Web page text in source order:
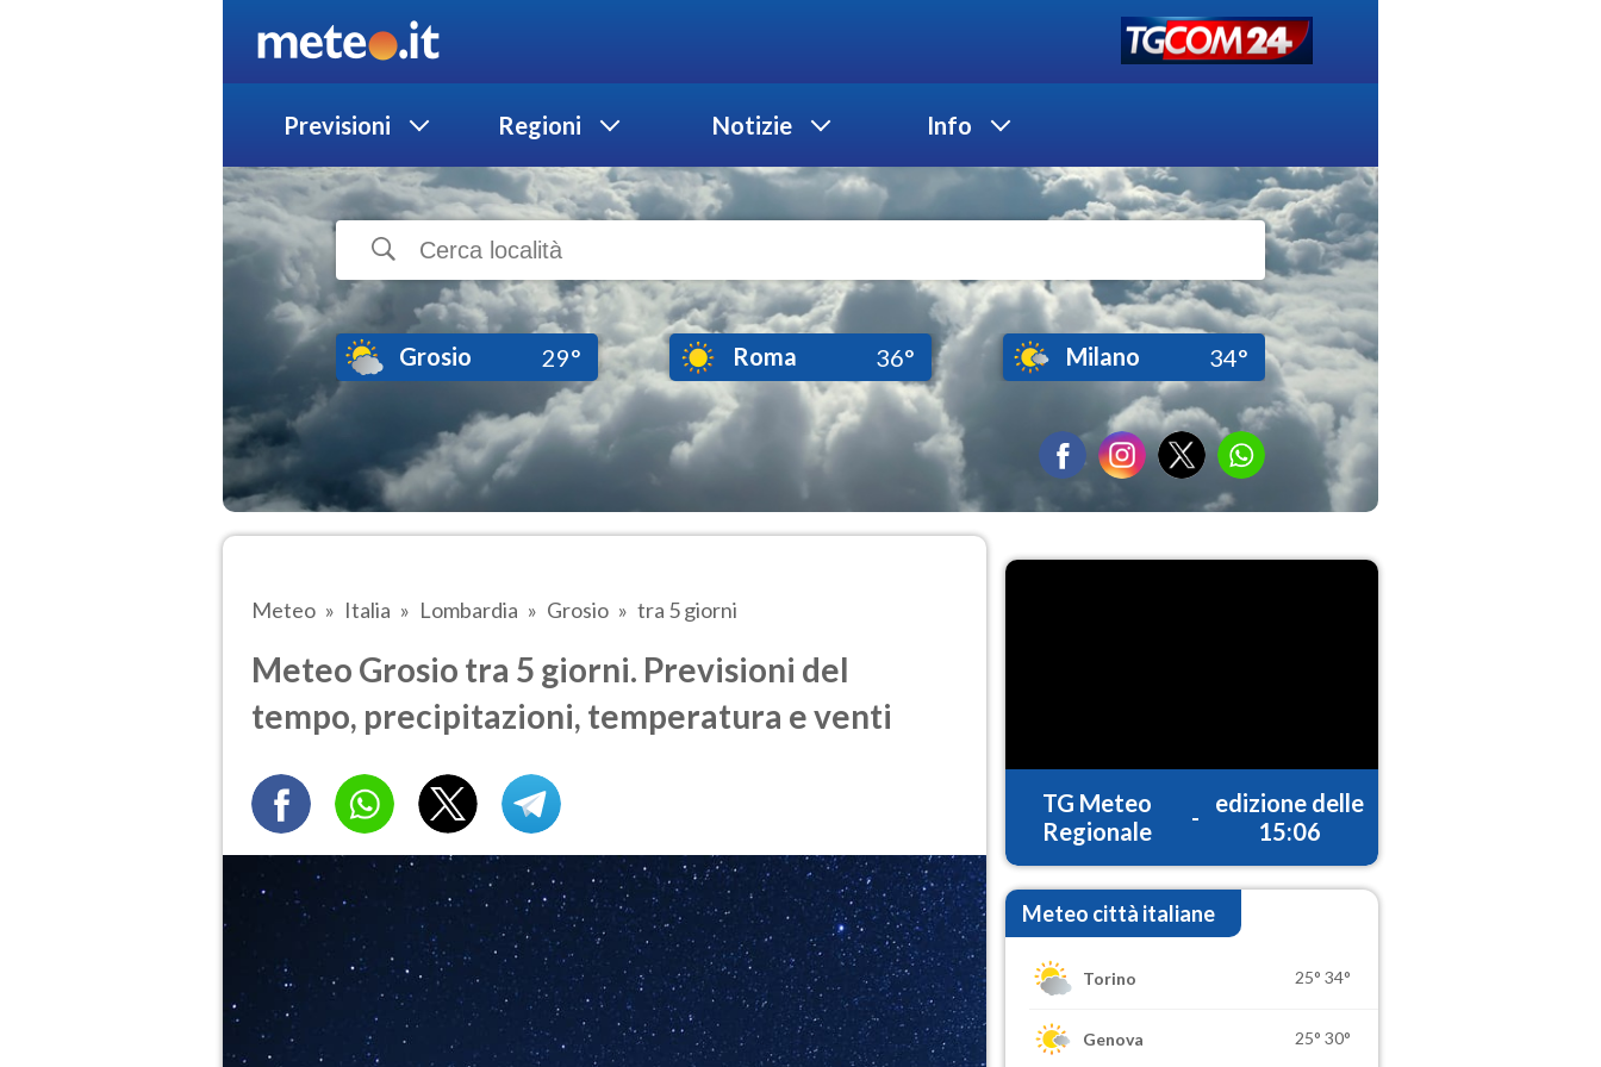
Previsioni Regioni Notizie Info
Grosio 29° Roma 36° Milano 34°
Meteo Italia Lombardia Grosio tra 5 giorni
Meteo Grosio tra 5 giorni. Previsioni del
tempo, precipitazioni, temperatura e venti
TG Meteo
Regionale
-
edizione delle
15:06
Meteo città italiane
Torino 25° 34°
Genova 25° 30°